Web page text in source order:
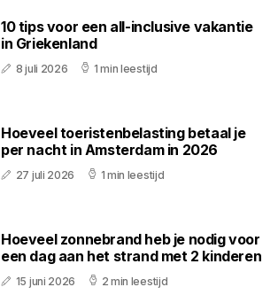
10 tips voor een all-inclusive vakantie
in Griekenland
8 juli 2026 1 min leestijd
Hoeveel toeristenbelasting betaal je
per nacht in Amsterdam in 2026
27 juli 2026 1 min leestijd
Hoeveel zonnebrand heb je nodig voor
een dag aan het strand met 2 kinderen
15 juni 2026 2 min leestijd